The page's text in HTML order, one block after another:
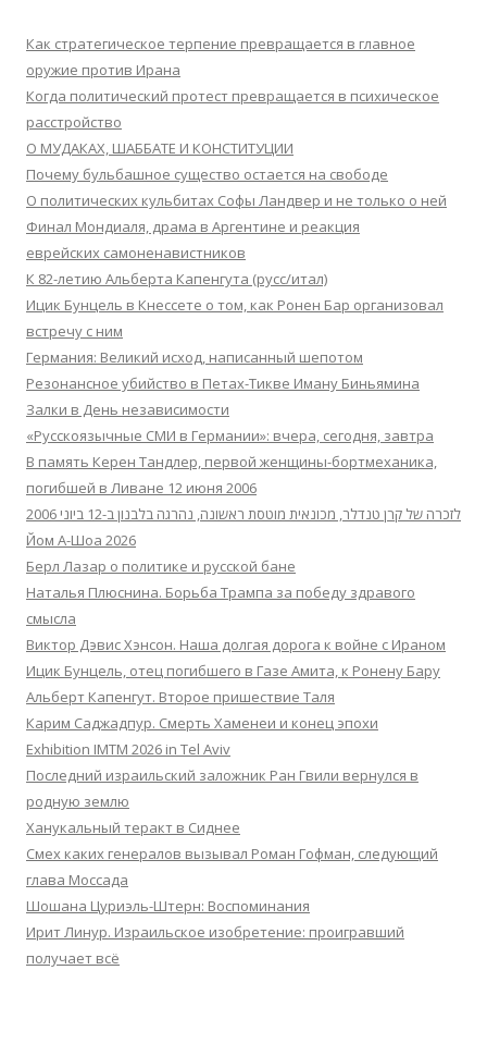
Как стратегическое терпение превращается в главное
оружие против Ирана
Когда политический протест превращается в психическое
расстройство
О МУДАКАХ, ШАББАТЕ И КОНСТИТУЦИИ
Почему бульбашное существо остается на свободе
О политических кульбитах Софы Ландвер и не только о ней
Финал Мондиаля, драма в Аргентине и реакция
еврейских самоненавистников
К 82-летию Альберта Капенгута (русс/итал)
Ицик Бунцель в Кнессете о том, как Ронен Бар организовал
встречу с ним
Германия: Великий исход, написанный шепотом
Резонансное убийство в Петах-Тикве Иману Биньямина
Залки в День независимости
«Русскоязычные СМИ в Германии»: вчера, сегодня, завтра
В память Керен Тандлер, первой женщины-бортмеханика,
погибшей в Ливане 12 июня 2006
לזכרה של קרן טנדלר, מכונאית מוטסת ראשונה, נהרגה בלבנון ב-12 ביוני 2006
Йом А-Шоа 2026
Берл Лазар о политике и русской бане
Наталья Плюснина. Борьба Трампа за победу здравого
смысла
Виктор Дэвис Хэнсон. Наша долгая дорога к войне с Ираном
Ицик Бунцель, отец погибшего в Газе Амита, к Ронену Бару
Альберт Капенгут. Второе пришествие Таля
Карим Саджадпур. Смерть Хаменеи и конец эпохи
Exhibition IMTM 2026 in Tel Aviv
Последний израильский заложник Ран Гвили вернулся в
родную землю
Ханукальный теракт в Сиднее
Смех каких генералов вызывал Роман Гофман, следующий
глава Моссада
Шошана Цуриэль-Штерн: Воспоминания
Ирит Линур. Израильское изобретение: проигравший
получает всё